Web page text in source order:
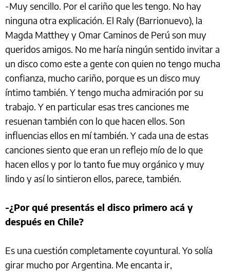
-Muy sencillo. Por el cariño que les tengo. No hay
ninguna otra explicación. El Raly (Barrionuevo), la
Magda Matthey y Omar Caminos de Perú son muy
queridos amigos. No me haría ningún sentido invitar a
un disco como este a gente con quien no tengo mucha
confianza, mucho cariño, porque es un disco muy
íntimo también. Y tengo mucha admiración por su
trabajo. Y en particular esas tres canciones me
resuenan también con lo que hacen ellos. Son
influencias ellos en mí también. Y cada una de estas
canciones siento que eran un reflejo mío de lo que
hacen ellos y por lo tanto fue muy orgánico y muy
lindo y así lo sintieron ellos, parece, también.
-¿Por qué presentás el disco primero acá y
después en Chile?
Es una cuestión completamente coyuntural. Yo solía
girar mucho por Argentina. Me encanta ir,